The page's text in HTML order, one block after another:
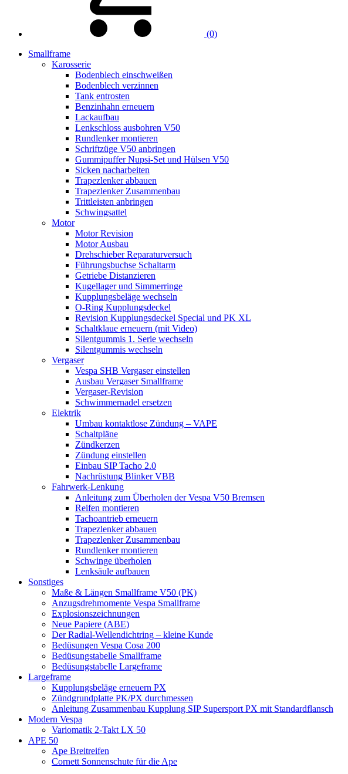
(0)
Smallframe
Karosserie
Bodenblech einschweißen
Bodenblech verzinnen
Tank entrosten
Benzinhahn erneuern
Lackaufbau
Lenkschloss ausbohren V50
Rundlenker montieren
Schriftzüge V50 anbringen
Gummipuffer Nupsi-Set und Hülsen V50
Sicken nacharbeiten
Trapezlenker abbauen
Trapezlenker Zusammenbau
Trittleisten anbringen
Schwingsattel
Motor
Motor Revision
Motor Ausbau
Drehschieber Reparaturversuch
Führungsbuchse Schaltarm
Getriebe Distanzieren
Kugellager und Simmerringe
Kupplungsbeläge wechseln
O-Ring Kupplungsdeckel
Revision Kupplungsdeckel Special und PK XL
Schaltklaue erneuern (mit Video)
Silentgummis 1. Serie wechseln
Silentgummis wechseln
Vergaser
Vespa SHB Vergaser einstellen
Ausbau Vergaser Smallframe
Vergaser-Revision
Schwimmernadel ersetzen
Elektrik
Umbau kontaktlose Zündung – VAPE
Schaltpläne
Zündkerzen
Zündung einstellen
Einbau SIP Tacho 2.0
Nachrüstung Blinker VBB
Fahrwerk-Lenkung
Anleitung zum Überholen der Vespa V50 Bremsen
Reifen montieren
Tachoantrieb erneuern
Trapezlenker abbauen
Trapezlenker Zusammenbau
Rundlenker montieren
Schwinge überholen
Lenksäule aufbauen
Sonstiges
Maße & Längen Smallframe V50 (PK)
Anzugsdrehmomente Vespa Smallframe
Explosionszeichnungen
Neue Papiere (ABE)
Der Radial-Wellendichtring – kleine Kunde
Bedüsungen Vespa Cosa 200
Bedüsungstabelle Smallframe
Bedüsungstabelle Largeframe
Largeframe
Kupplungsbeläge erneuern PX
Zündgrundplatte PK/PX durchmessen
Anleitung Zusammenbau Kupplung SIP Supersport PX mit Standardflansch
Modern Vespa
Variomatik 2-Takt LX 50
APE 50
Ape Breitreifen
Cornett Sonnenschute für die Ape